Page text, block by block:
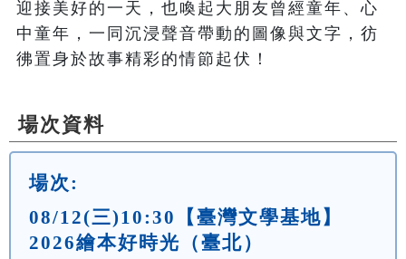
迎接美好的一天，也喚起大朋友曾經童年、心
中童年，一同沉浸聲音帶動的圖像與文字，彷
彿置身於故事精彩的情節起伏！
場次資料
場次:
08/12(三)10:30【臺灣文學基地】
2026繪本好時光（臺北）